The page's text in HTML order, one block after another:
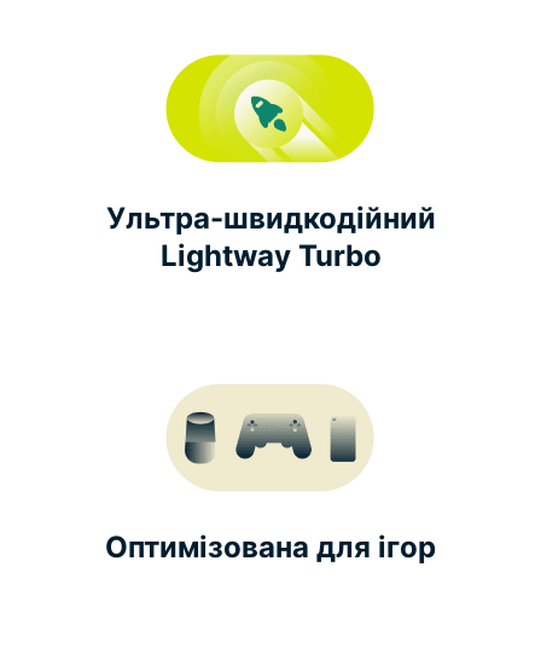
Ультра-швидкодійний
Lightway Turbo
Оптимізована для ігор